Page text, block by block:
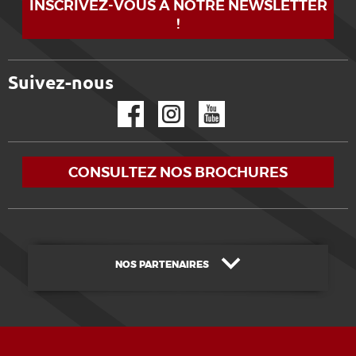
INSCRIVEZ-VOUS À NOTRE NEWSLETTER
!
Suivez-nous
CONSULTEZ NOS BROCHURES
NOS PARTENAIRES